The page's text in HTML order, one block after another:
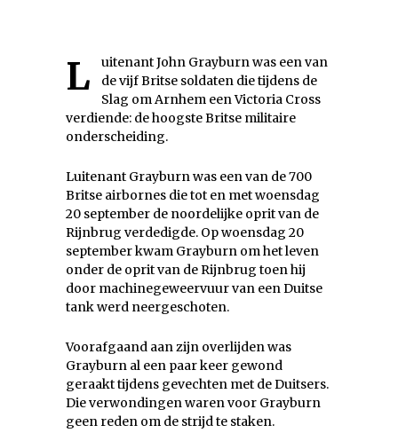
Luitenant John Grayburn was een van
de vijf Britse soldaten die tijdens de
Slag om Arnhem een Victoria Cross
verdiende: de hoogste Britse militaire
onderscheiding.
Luitenant Grayburn was een van de 700
Britse airbornes die tot en met woensdag
20 september de noordelijke oprit van de
Rijnbrug verdedigde. Op woensdag 20
september kwam Grayburn om het leven
onder de oprit van de Rijnbrug toen hij
door machinegeweervuur van een Duitse
tank werd neergeschoten.
Voorafgaand aan zijn overlijden was
Grayburn al een paar keer gewond
geraakt tijdens gevechten met de Duitsers.
Die verwondingen waren voor Grayburn
geen reden om de strijd te staken.